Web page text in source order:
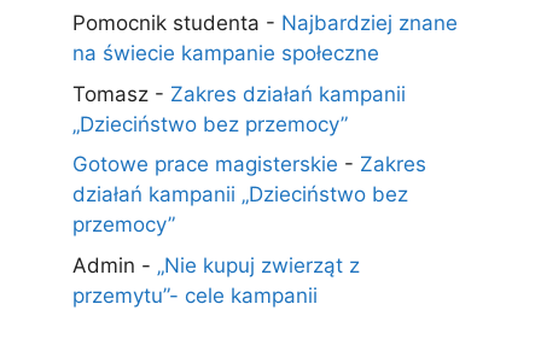
Pomocnik studenta - Najbardziej znane
na świecie kampanie społeczne
Tomasz - Zakres działań kampanii
„Dzieciństwo bez przemocy”
Gotowe prace magisterskie - Zakres
działań kampanii „Dzieciństwo bez
przemocy”
Admin - „Nie kupuj zwierząt z
przemytu”- cele kampanii